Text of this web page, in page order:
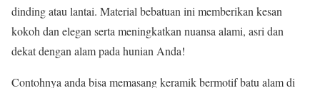
dinding atau lantai. Material bebatuan ini memberikan kesan
kokoh dan elegan serta meningkatkan nuansa alami, asri dan
dekat dengan alam pada hunian Anda!
Contohnya anda bisa memasang keramik bermotif batu alam di